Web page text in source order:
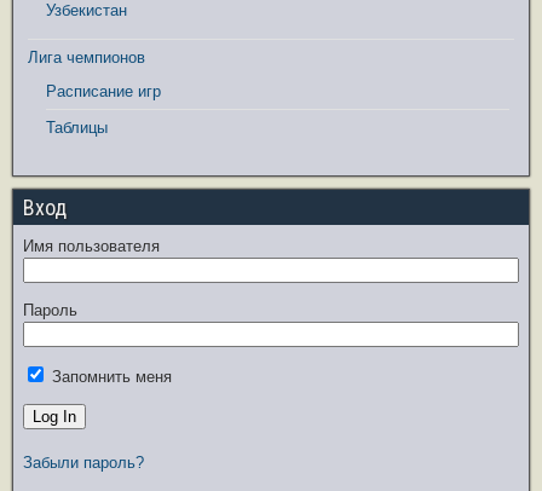
Узбекистан
Лига чемпионов
Расписание игр
Таблицы
Вход
Имя пользователя
Пароль
Запомнить меня
Забыли пароль?